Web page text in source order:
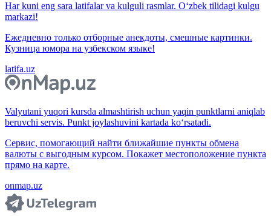
Har kuni eng sara latifalar va kulguli rasmlar. O‘zbek tilidagi kulgu
markazi!
Ежедневно только отборные анекдоты, смешные картинки.
Кузница юмора на узбекском языке!
latifa.uz
Valyutani yuqori kursda almashtirish uchun yaqin punktlarni aniqlab
beruvchi servis. Punkt joylashuvini kartada ko‘rsatadi.
Сервис, помогающий найти ближайшие пункты обмена
валюты с выгодным курсом. Покажет местоположение пункта
прямо на карте.
onmap.uz